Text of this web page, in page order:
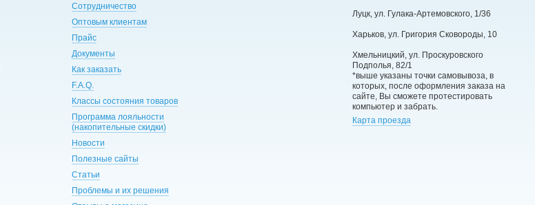
Сотрудничество
Оптовым клиентам
Прайс
Документы
Как заказать
F.A.Q.
Классы состояния товаров
Программа лояльности
(накопительные скидки)
Новости
Полезные сайты
Статьи
Проблемы и их решения
Луцк, ул. Гулака-Артемовского, 1/36
Харьков, ул. Григория Сковороды, 10
Хмельницкий, ул. Проскуровского
Подполья, 82/1
*выше указаны точки самовывоза, в
которых, после оформления заказа на
сайте, Вы сможете протестировать
компьютер и забрать.
Карта проезда